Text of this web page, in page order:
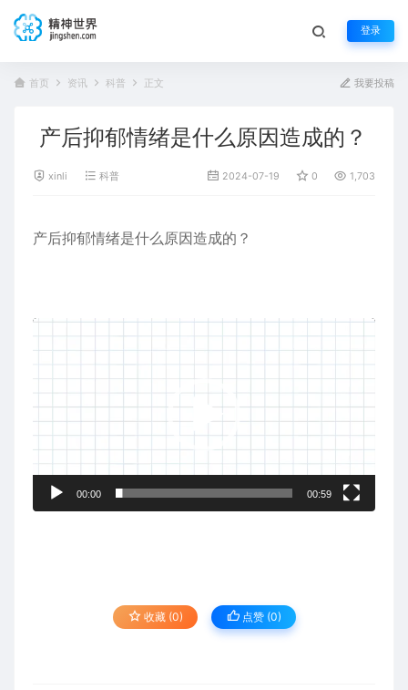
登录
首页 资讯 科普 正文 我要投稿
产后抑郁情绪是什么原因造成的？
xinli 科普 2024-07-19 0 1,703
产后抑郁情绪是什么原因造成的？
视
频
00:00 00:59
收藏 (0) 点赞 (0)